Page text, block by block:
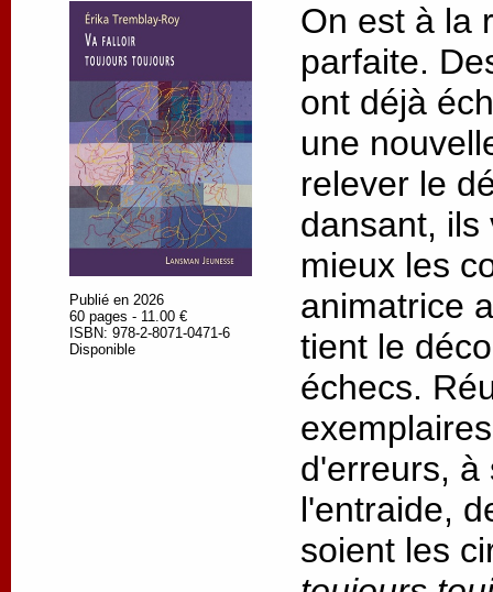
Publié en 2026
60 pages - 11.00 €
ISBN: 978-2-8071-0471-6
Disponible
On est à la
parfaite.
ont déjà
une
relever le
dansant, ils
mieux les
animatrice
tient le
échecs.
d'erreurs, à
l'entraide,
soient les